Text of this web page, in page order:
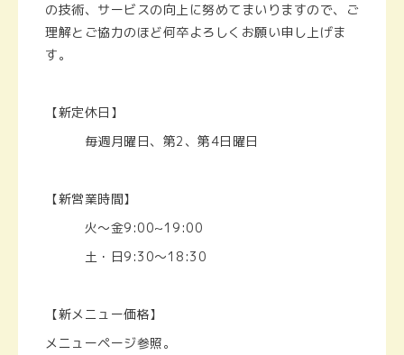
の技術、サービスの向上に努めてまいりますので、ご
理解とご協力のほど何卒よろしくお願い申し上げま
す。
【新定休日】
毎週月曜日、第2、第4日曜日
【新営業時間】
火～金9:00~19:00
土・日9:30～18:30
【新メニュー価格】
メニューページ参照。